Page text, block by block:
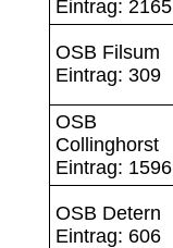
Eintrag: 2165
OSB Filsum
Eintrag: 309
OSB
Collinghorst
Eintrag: 1596
OSB Detern
Eintrag: 606